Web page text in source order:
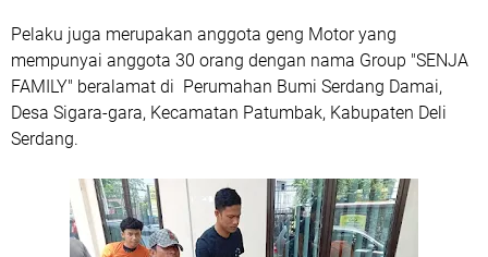
Pelaku juga merupakan anggota geng Motor yang
mempunyai anggota 30 orang dengan nama Group "SENJA
FAMILY" beralamat di Perumahan Bumi Serdang Damai,
Desa Sigara-gara, Kecamatan Patumbak, Kabupaten Deli
Serdang.